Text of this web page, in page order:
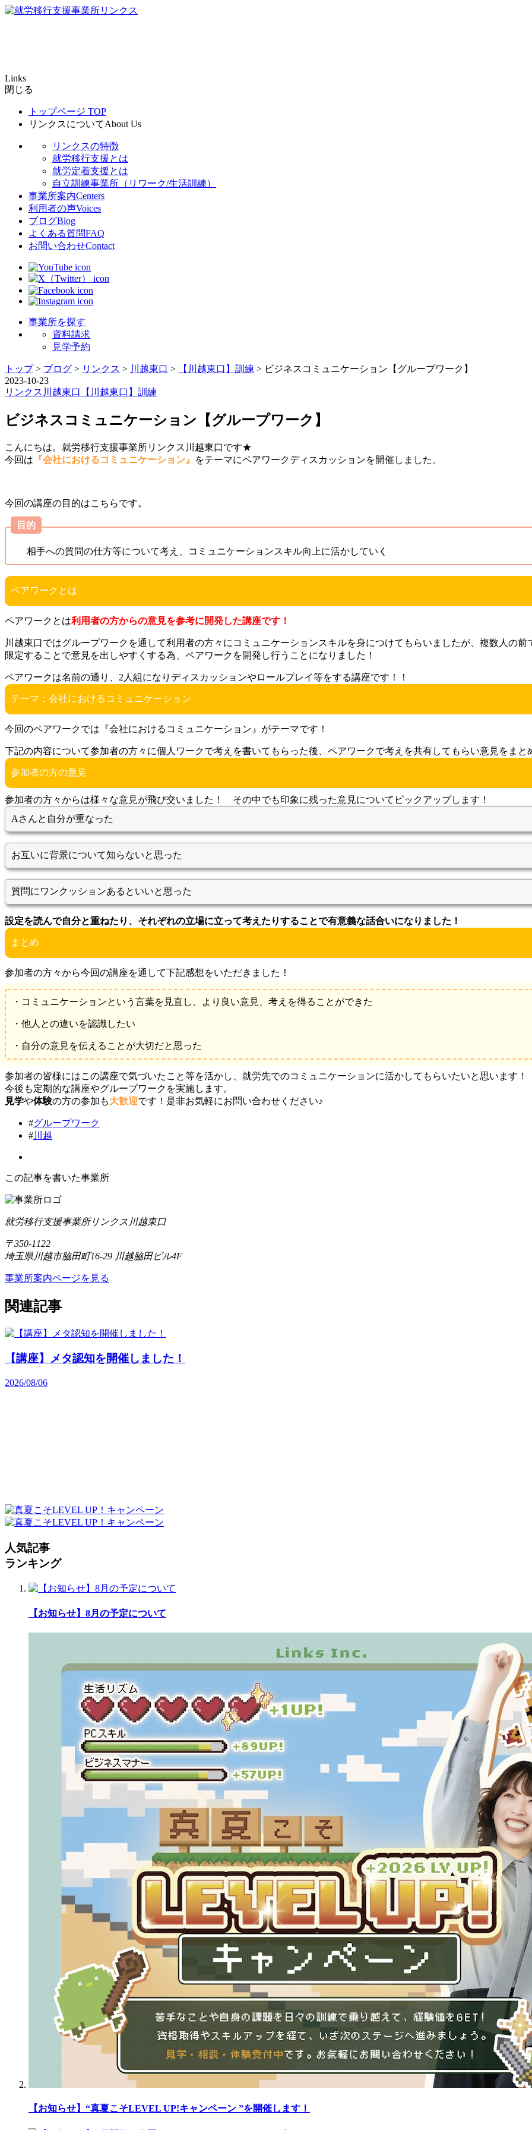
Links
閉じる
トップページ TOP
リンクスについてAbout Us
リンクスの特徴
就労移行支援とは
就労定着支援とは
自立訓練事業所（リワーク/生活訓練）
事業所案内Centers
利用者の声Voices
ブログBlog
よくある質問FAQ
お問い合わせContact
事業所を探す
資料請求
見学予約
トップ> ブログ > リンクス > 川越東口 > 【川越東口】訓練 > ビジネスコミュニケーション【グループワーク】
2023-10-23
リンクス 川越東口 【川越東口】訓練
ビジネスコミュニケーション【グループワーク】
こんにちは。就労移行支援事業所リンクス川越東口です★
今回は 『会社におけるコミュニケーション』 をテーマにペアワークディスカッションを開催しました。
今回の講座の目的はこちらです。
目的
相手への質問の仕方等について考え、コミュニケーションスキル向上に活かしていく
ペアワークとは
ペアワークとは利用者の方からの意見を参考に開発した講座です！
川越東口ではグループワークを通して利用者の方々にコミュニケーションスキルを身につけてもらいましたが、複数人の
限定することで意見を出しやすくする為、ペアワークを開発し行うことになりました！
ペアワークは名前の通り、2人組になりディスカッションやロールプレイ等をする講座です！！
テーマ：会社におけるコミュニケーション
今回のペアワークでは『会社におけるコミュニケーション』がテーマです！
下記の内容について参加者の方々に個人ワークで考えを書いてもらった後、ペアワークで考えを共有してもらい意見をま
参加者の方の意見
参加者の方々からは様々な意見が飛び交いました！ その中でも印象に残った意見についてピックアップします！
Aさんと自分が重なった
お互いに背景について知らないと思った
質問にワンクッションあるといいと思った
設定を読んで自分と重ねたり、それぞれの立場に立って考えたりすることで有意義な話合いになりました！
まとめ
参加者の方々から今回の講座を通して下記感想をいただきました！
・コミュニケーションという言葉を見直し、より良い意見、考えを得ることができた
・他人との違いを認識したい
・自分の意見を伝えることが大切だと思った
参加者の皆様にはこの講座で気づいたこと等を活かし、就労先でのコミュニケーションに活かしてもらいたいと思います！
今後も定期的な講座やグループワークを実施します。
見学や体験の方の参加も大歓迎です！是非お気軽にお問い合わせください♪
#グループワーク
#川越
この記事を書いた事業所
就労移行支援事業所リンクス川越東口
〒350-1122
埼玉県川越市脇田町16-29 川越脇田ビル4F
事業所案内ページを見る
関連記事
【講座】メタ認知を開催しました！
2026/08/06
人気記事
ランキング
【お知らせ】8月の予定について
【お知らせ】“真夏こそLEVEL UP!キャンペーン ”を開催します！